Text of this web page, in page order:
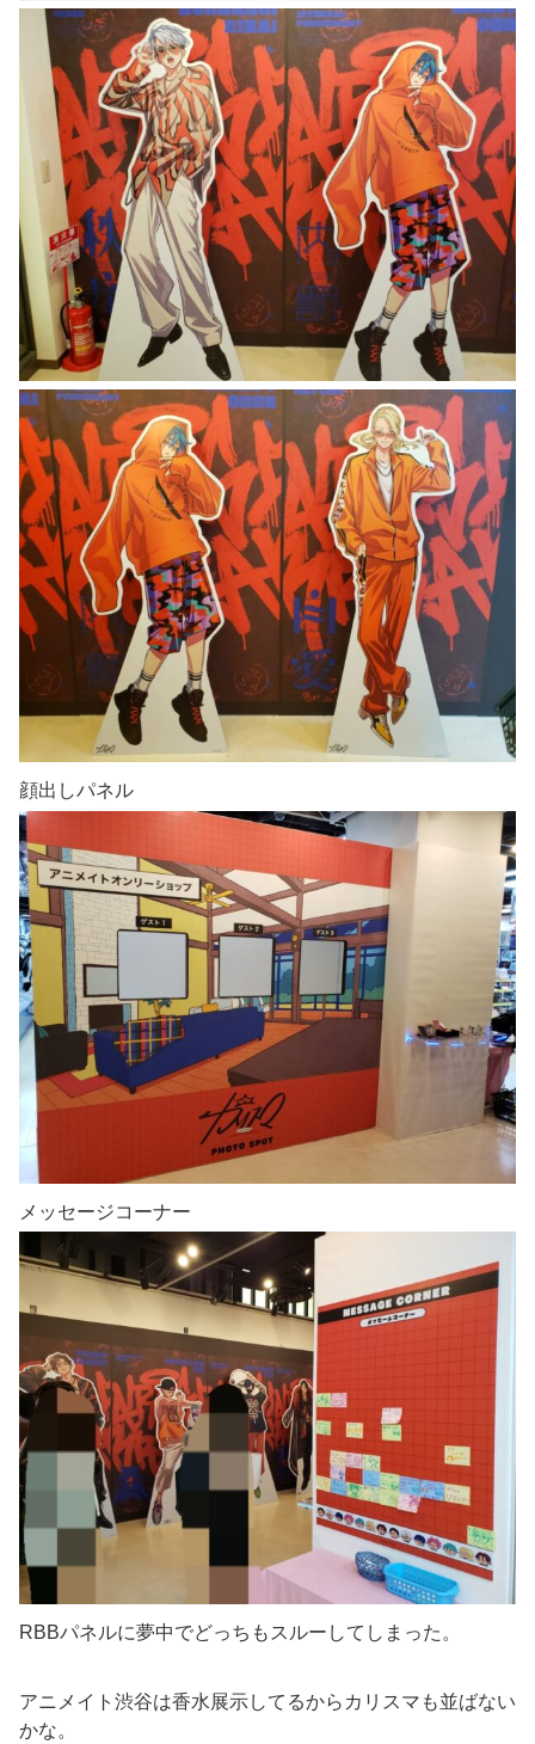
顔出しパネル
メッセージコーナー
RBBパネルに夢中でどっちもスルーしてしまった。
アニメイト渋谷は香水展示してるからカリスマも並ばない
かな。